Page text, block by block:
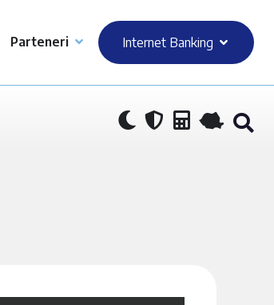
Parteneri Internet Banking